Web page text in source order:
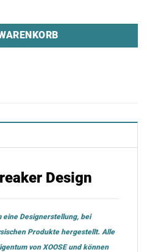
Design
eine Designerstellung, bei
Produkte hergestellt. Alle
von XOOSE und können